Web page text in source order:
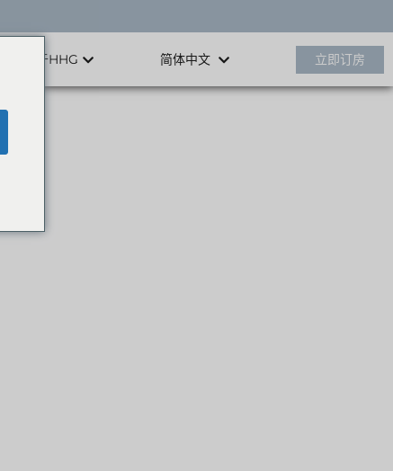
关于HHG 简体中文 立即订房